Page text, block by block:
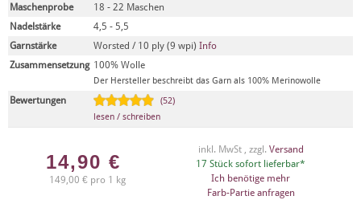
Maschenprobe
18 - 22 Maschen
Nadelstärke
4,5 - 5,5
Garnstärke
Worsted / 10 ply (9 wpi) Info
Zusammensetzung 100% Wolle
Der Hersteller beschreibt das Garn als 100% Merinowolle
Bewertungen
(52)
lesen / schreiben
14,90 €
149,00 € pro 1 kg
inkl. MwSt , zzgl. Versand
17 Stück sofort lieferbar*
Ich benötige mehr
Farb-Partie anfragen